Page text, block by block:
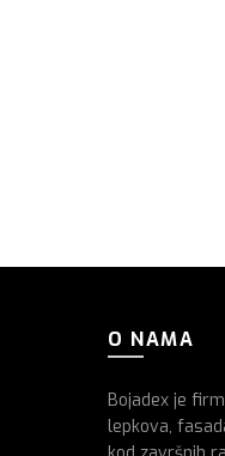
O NAMA
Bojadex je
lepkova,